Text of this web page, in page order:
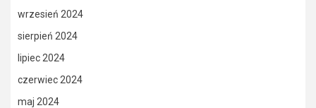
wrzesień 2024
sierpień 2024
lipiec 2024
czerwiec 2024
maj 2024